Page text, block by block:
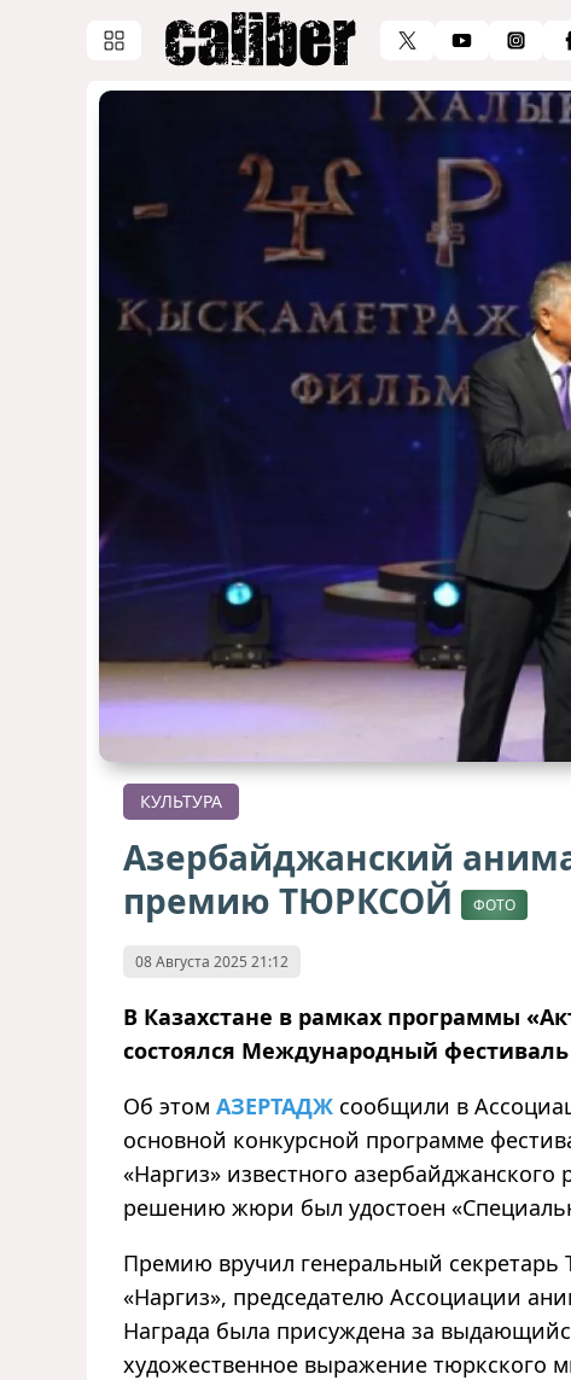
КУЛЬТУРА
Азербайджанский
премию ТЮРКСОЙ
ФОТО
08 Августа 2025 21:12
В Казахстане в рамках программы
состоялся Международный
Об этом АЗЕРТАДЖ сообщили в
основной конкурсной программе
«Наргиз» известного
решению жюри был удостоен
Премию вручил генеральный
«Наргиз», председателю Ассоциации
Награда была присуждена за
художественное выражение тюркского